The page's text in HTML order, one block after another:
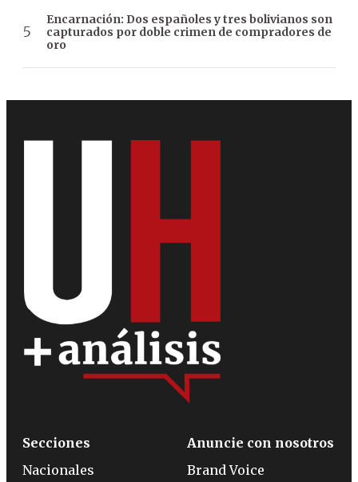
Encarnación: Dos españoles y tres bolivianos son
capturados por doble crimen de compradores de
oro
Secciones
Nacionales
Anuncie con nosotros
Brand Voice